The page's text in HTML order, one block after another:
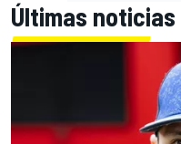
Últimas noticias